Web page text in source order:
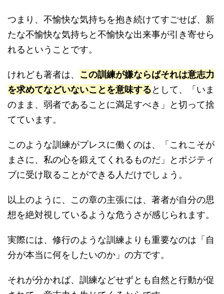
つまり、不愉快な気持ちを抱き続けてすごせば、新
たな不愉快な気持ちと不愉快な出来事が引き寄せら
れるということです。
けれども著者は、 この訓練が嫌ならばそれは意志力
を求めてなどいないことを意味するとして、「いま
のまま、弱者であることに満足すべき」と切って捨
てています。
このような訓練がプレスに働くのは、「これこそが
まさに、私の心を鍛えてくれるものだ」とポジティ
ブに受け取ることができる人だけでしょう。
以上のように、この章の主張には、著者が自分の思
想を絶対視しているような危うさが感じられます。
実際には、修行のような訓練よりも重要なのは「自
分が本当に何をしたいのか」の方です。
それが分かれば、訓練などせずとも自然と行動が促